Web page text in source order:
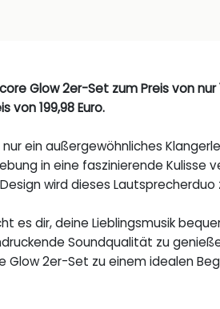
Glow 2er-Set zum Preis von nur
von 199,98 Euro.
ein außergewöhnliches
in eine faszinierende Kulisse
wird dieses Lautsprecherduo
es dir, deine Lieblingsmusik
Soundqualität zu
Glow 2er-Set zu einem idealen